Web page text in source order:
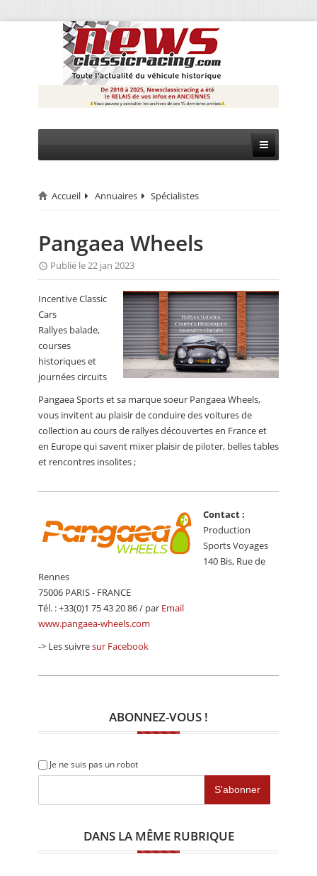
CIRCUIT
RALLYE
MONTAGNE
EVÈNEMENTS
FOCUS
VIDEO
ANNUAIRES
PETITES ANNONCES
Accueil Annuaires Spécialistes
Pangaea Wheels
Publié le 22 jan 2023
Incentive Classic
Cars
Rallyes balade,
courses
historiques et
journées circuits
Pangaea Sports et sa marque soeur Pangaea Wheels,
vous invitent au plaisir de conduire des voitures de
collection au cours de rallyes découvertes en France et
en Europe qui savent mixer plaisir de piloter, belles tables
et rencontres insolites ;
Contact :
Production
Sports Voyages
140 Bis, Rue de
Rennes
75006 PARIS - FRANCE
Tél. : +33(0)1 75 43 20 86 / par Email
www.pangaea-wheels.com
-> Les suivresur Facebook
ABONNEZ-VOUS !
Je ne suis pas un robot
DANS LA MÊME RUBRIQUE